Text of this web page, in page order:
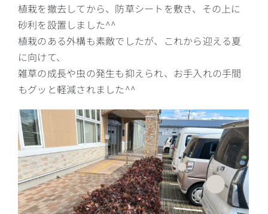
植栽を撤去してから、防草シートを敷き、その上に
砂利を設置しました^^
植栽のある外構も素敵でしたが、これから迎える夏
に向けて、
雑草の成長や虫の発生も抑えられ、お手入れの手間
もグッと軽減されました^^